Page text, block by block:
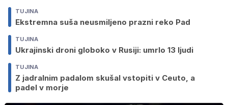
TUJINA
Ekstremna suša neusmiljeno prazni reko Pad
TUJINA
Ukrajinski droni globoko v Rusiji: umrlo 13 ljudi
TUJINA
Z jadralnim padalom skušal vstopiti v Ceuto, a
padel v morje